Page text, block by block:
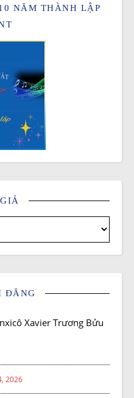
NĂM THÀNH LẬP
ĐĂNG
Xavier Trương Bửu
2026